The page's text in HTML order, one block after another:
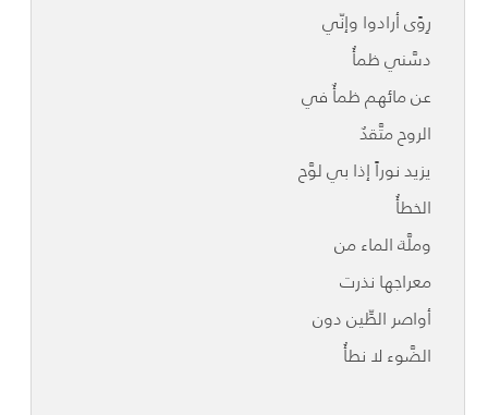
رِوًى أرادوا وإنّي
دسَّني ظمأُ
عن مائهم ظمأٌ في
الروح متَّقدٌ
يزيد نوراً إذا بي لوَّح
الخطأُ
وملَّة الماء من
معراجها نذرت
أواصر الطِّين دون
الضَّوء لا نطأُ